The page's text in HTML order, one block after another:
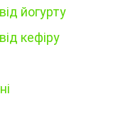
йогурту
кефіру